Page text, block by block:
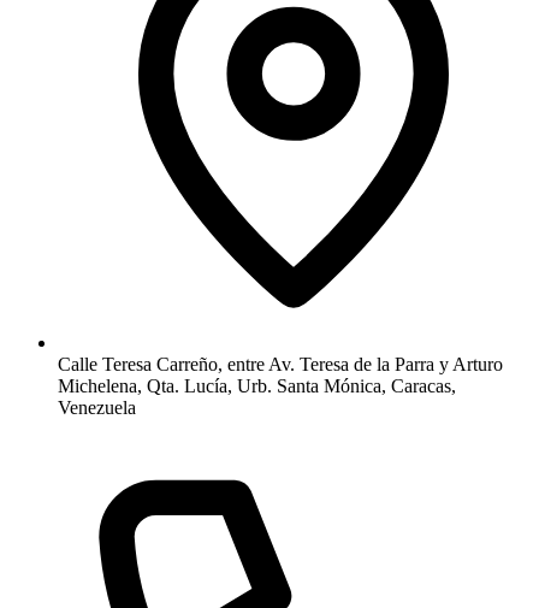
Calle Teresa Carreño, entre Av. Teresa de la Parra y Arturo
Michelena, Qta. Lucía, Urb. Santa Mónica, Caracas,
Venezuela